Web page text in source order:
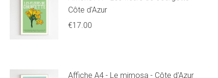
Côte d'Azur
€17.00
Affiche A4 - Le mimosa - Côte d'Azur